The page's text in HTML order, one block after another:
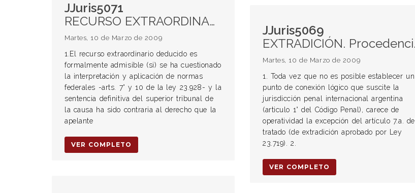
JJuris5071
RECURSO EXTRAORDINARIO. Procedencia. Cuestionamiento de la interpretación y aplicación de normas federales. Apartamiento de la norma aplicable sin fundamento suficiente e idóneo. EMERGENCIA ECONÓMICA Y FINANCIERA. Abandono del régimen de convertibilidad. Cláusula indexatoria en un contrato. Invalidez.
Martes, 10 de Marzo de 2009
1.El recurso extraordinario deducido es
formalmente admisible (si) se ha cuestionado
la interpretación y aplicación de normas
federales -arts. 7° y 10 de la ley 23.928- y la
sentencia definitiva del superior tribunal de
la causa ha sido contraria al derecho que la
apelante
VER COMPLETO
JJuris5069
EXTRADICIÓN. Procedencia. TRATADO DE EXTRADICIÓN. Aplicación de sus normas. Opción de ser juzgado en el país del que es nacional. PODER EJECUTIVO. Autoridad competente para decidir sobre la opción a ser juzgado en el país del que es nacional. DERECHO INTERNACIONAL DE LOS DERECHOS HUMANOS. Aplicación. Necesidad de computar el tiempo de privación de libertad sufrido en el país requerido de extradición.
Martes, 10 de Marzo de 2009
1. Toda vez que no es posible establecer un
punto de conexión lógico que suscite la
jurisdicción penal internacional argentina
(articulo 1° del Código Penal), carece de
operatividad la excepción del artículo 7.a. del
tratado (de extradición aprobado por Ley
23.719). 2.
VER COMPLETO